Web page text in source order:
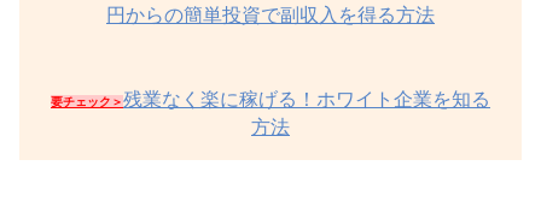
円からの簡単投資で副収入を得る方法
要チェック＞残業なく楽に稼げる！ホワイト企業を知る
方法